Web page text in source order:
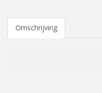
Omschrijving